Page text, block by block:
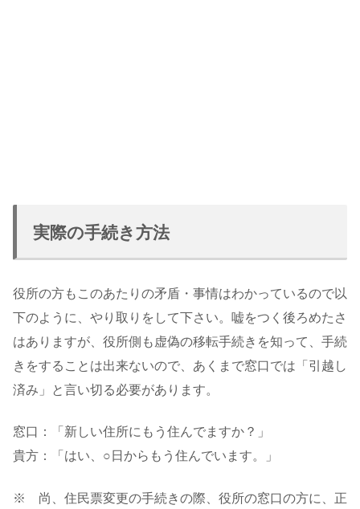
実際の手続き方法
役所の方もこのあたりの矛盾・事情はわかっているので以
下のように、やり取りをして下さい。嘘をつく後ろめたさ
はありますが、役所側も虚偽の移転手続きを知って、手続
きをすることは出来ないので、あくまで窓口では「引越し
済み」と言い切る必要があります。
窓口：「新しい住所にもう住んでますか？」
貴方：「はい、○日からもう住んでいます。」
※ 尚、住民票変更の手続きの際、役所の窓口の方に、正